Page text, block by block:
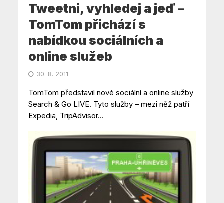
Tweetni, vyhledej a jeď –
TomTom přichází s
nabídkou sociálních a
online služeb
30. 8. 2011
TomTom představil nové sociální a online služby
Search & Go LIVE. Tyto služby – mezi něž patří
Expedia, TripAdvisor...